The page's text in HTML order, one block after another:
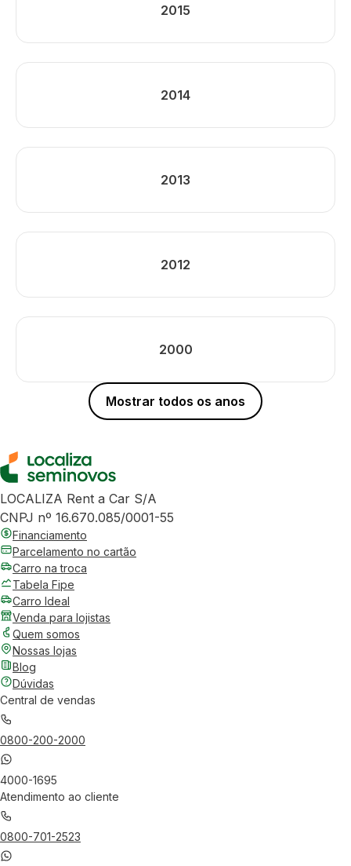
2015
2014
2013
2012
2000
Mostrar todos os anos
LOCALIZA Rent a Car S/A
CNPJ nº 16.670.085/0001-55
Financiamento
Parcelamento no cartão
Carro na troca
Tabela Fipe
Carro Ideal
Venda para lojistas
Quem somos
Nossas lojas
Blog
Dúvidas
Central de vendas
0800-200-2000
4000-1695
Atendimento ao cliente
0800-701-2523